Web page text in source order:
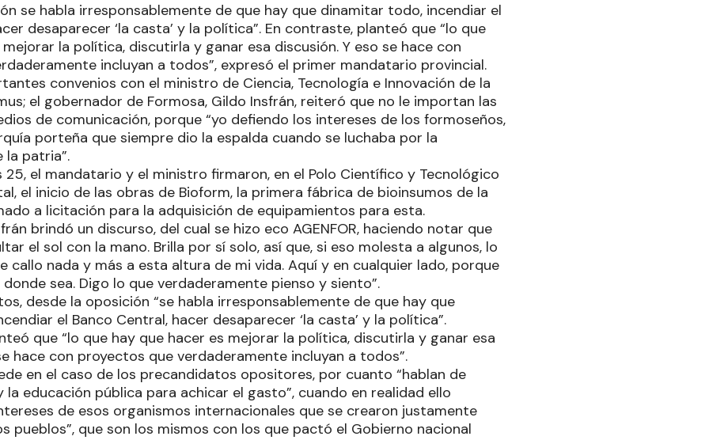
se habla irresponsablemente de que hay que dinamitar todo, incendiar el
desaparecer ‘la casta’ y la política”. En contraste, planteó que “lo que
la política, discutirla y ganar esa discusión. Y eso se hace con
incluyan a todos”, expresó el primer mandatario provincial.
convenios con el ministro de Ciencia, Tecnología e Innovación de la
el gobernador de Formosa, Gildo Insfrán, reiteró que no le importan las
de comunicación, porque “yo defiendo los intereses de los formoseños,
porteña que siempre dio la espalda cuando se luchaba por la
la patria”.
25, el mandatario y el ministro firmaron, en el Polo Científico y Tecnológico
el inicio de las obras de Bioform, la primera fábrica de bioinsumos de la
a licitación para la adquisición de equipamientos para esta.
brindó un discurso, del cual se hizo eco AGENFOR, haciendo notar que
el sol con la mano. Brilla por sí solo, así que, si eso molesta a algunos, lo
callo nada y más a esta altura de mi vida. Aquí y en cualquier lado, porque
sea. Digo lo que verdaderamente pienso y siento”.
desde la oposición “se habla irresponsablemente de que hay que
el Banco Central, hacer desaparecer ‘la casta’ y la política”.
que “lo que hay que hacer es mejorar la política, discutirla y ganar esa
hace con proyectos que verdaderamente incluyan a todos”.
en el caso de los precandidatos opositores, por cuanto “hablan de
la educación pública para achicar el gasto”, cuando en realidad ello
de esos organismos internacionales que se crearon justamente
pueblos”, que son los mismos con los que pactó el Gobierno nacional